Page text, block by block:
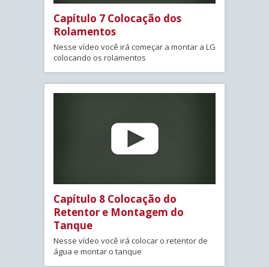
Capítulo 7 Colocação dos
Rolamentos
Nesse vídeo você irá começar a montar a LG
colocando os rolamentos
Capítulo 8 Colocação do
Retentor e Montagem do
Tanque
Nesse vídeo você irá colocar o retentor de
água e montar o tanque